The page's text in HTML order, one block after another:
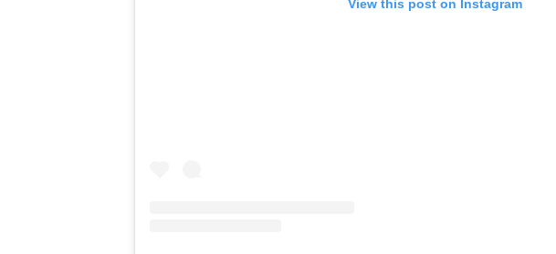
View this post on Instagram